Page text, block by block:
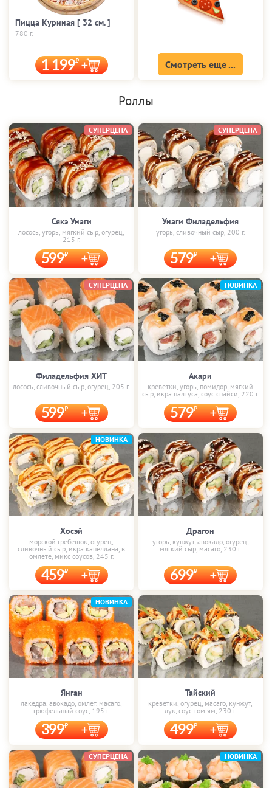
Пицца Куриная [ 32 cм. ]
780 г.
1 199 Смотреть еще ...
Роллы
Сякэ Унаги
лосось, угорь, мягкий сыр, огурец,
215 г.
599
СУПЕРЦЕНА
Унаги Филадельфия
угорь, сливочный сыр, 200 г.
579
СУПЕРЦЕНА
Филадельфия ХИТ
лосось, сливочный сыр, огурец, 205 г.
599
СУПЕРЦЕНА
Акари
креветки, угорь, помидор, мягкий
сыр, икра палтуса, соус спайси, 220 г.
579
НОВИНКА
Хосэй
морской гребешок, огурец,
сливочный сыр, икра капеллана, в
омлете, микс соусов, 245 г.
459
НОВИНКА
Драгон
угорь, кунжут, авокадо, огурец,
мягкий сыр, масаго, 230 г.
699
Янган
лакедра, авокадо, омлет, масаго,
трюфельный соус, 195 г.
399
НОВИНКА
Тайский
креветки, огурец, масаго, кунжут,
лук, соус том ям, 230 г.
499
СУПЕРЦЕНА НОВИНКА